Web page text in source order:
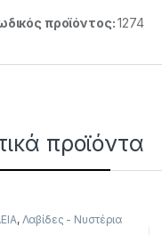
προϊόντος:1274
προϊόντα
, Λαβίδες - Νυστέρια